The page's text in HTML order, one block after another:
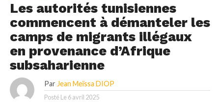
Les autorités tunisiennes
commencent à démanteler les
camps de migrants illégaux
en provenance d’Afrique
subsaharienne
Par Jean Meïssa DIOP
Posté Le 6 avril 2025